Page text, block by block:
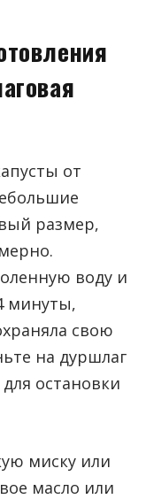
от
размер,
воду и
минуты,
свою
на дуршлаг
остановки
миску или
масло или